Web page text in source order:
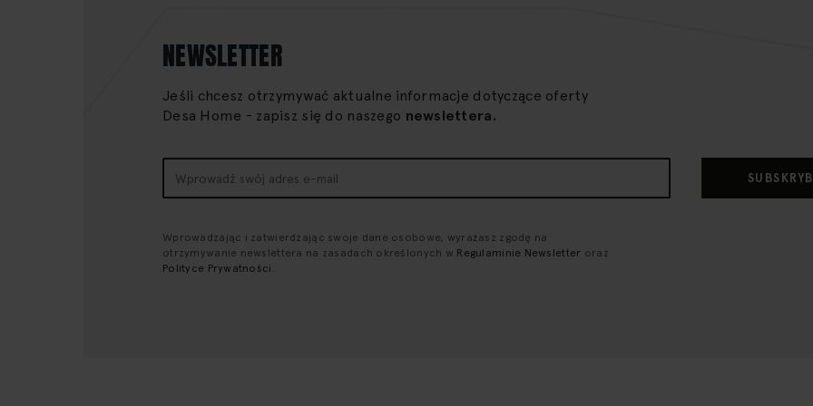
NEWSLETTER
Jeśli chcesz otrzymywać aktualne informacje dotyczące oferty
Desa Home - zapisz się do naszego newslettera.
nasz
Wprowadzając i zatwierdzając swoje dane osobowe, wyrażasz zgodę na
otrzymywanie newslettera na zasadach określonych w Regulaminie Newsletter oraz
Polityce Prywatności